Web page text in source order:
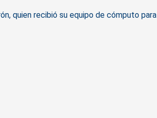
quien recibió su equipo de cómputo para